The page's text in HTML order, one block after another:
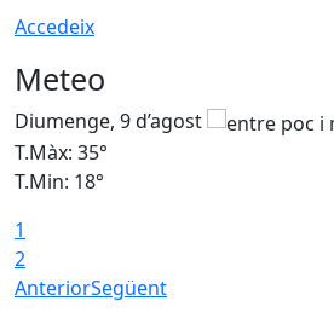
Accedeix
Meteo
Diumenge, 9 d’agost
T.Màx: 35°
T.Min: 18°
1
2
AnteriorSegüent